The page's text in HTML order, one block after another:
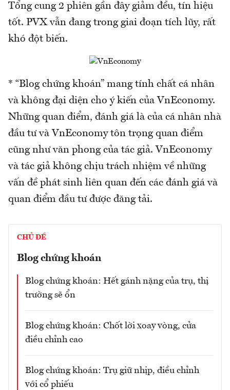
Tổng cung 2 phiên gần đây giảm đều, tín hiệu
tốt. PVX vẫn đang trong giai đoạn tích lũy, rất
khó đột biến.
* “Blog chứng khoán” mang tính chất cá nhân
và không đại diện cho ý kiến của VnEconomy.
Những quan điểm, đánh giá là của cá nhân nhà
đầu tư và VnEconomy tôn trọng quan điểm
cũng như văn phong của tác giả. VnEconomy
và tác giả không chịu trách nhiệm về những
vấn đề phát sinh liên quan đến các đánh giá và
quan điểm đầu tư được đăng tải.
CHỦ ĐỀ
Blog chứng khoán
Blog chứng khoán: Hết gánh nặng của trụ, thị
trường sẽ ổn
Blog chứng khoán: Chốt lời xoay vòng, cửa
điều chỉnh cao
Blog chứng khoán: Trụ giữ nhịp, điều chỉnh
với cổ phiếu